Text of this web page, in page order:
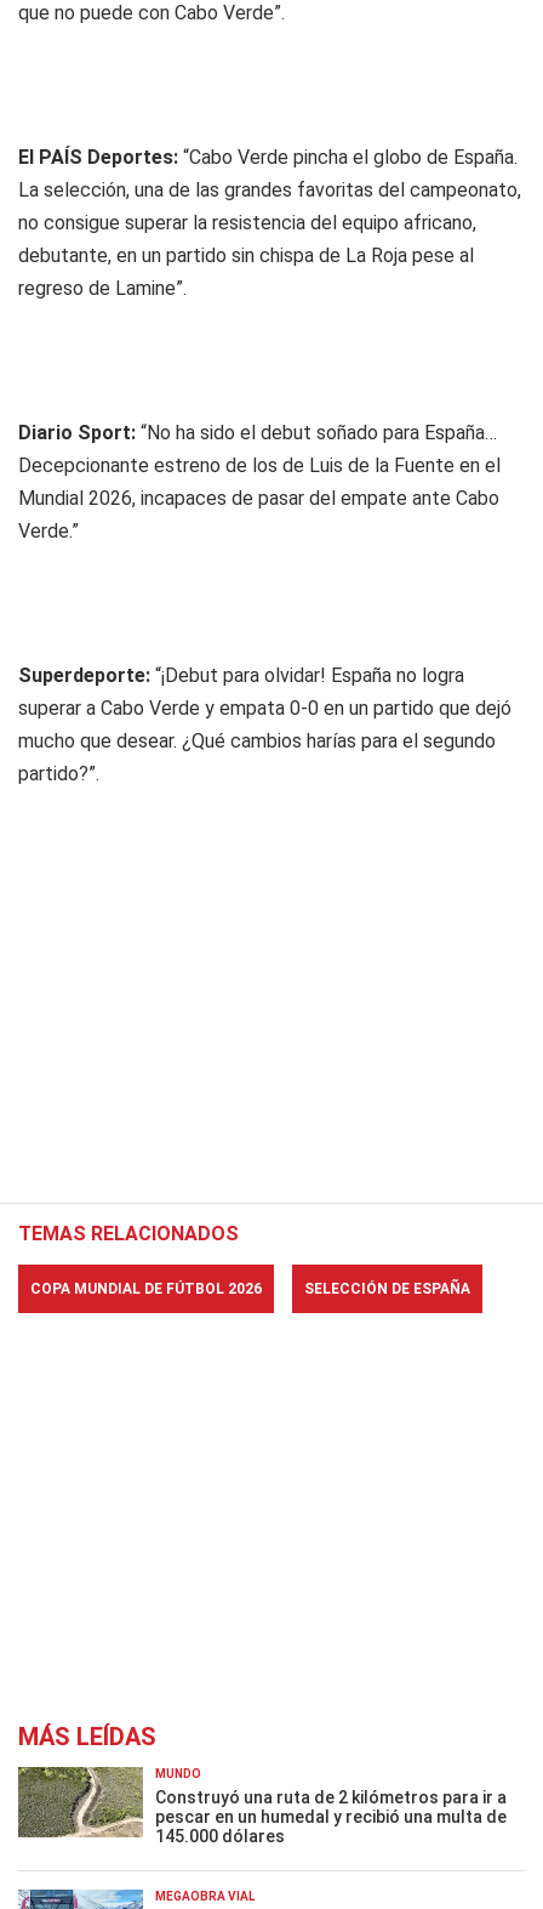
que no puede con Cabo Verde”.
El PAÍS Deportes: “Cabo Verde pincha el globo de España.
La selección, una de las grandes favoritas del campeonato,
no consigue superar la resistencia del equipo africano,
debutante, en un partido sin chispa de La Roja pese al
regreso de Lamine”.
Diario Sport: “No ha sido el debut soñado para España…
Decepcionante estreno de los de Luis de la Fuente en el
Mundial 2026, incapaces de pasar del empate ante Cabo
Verde.”
Superdeporte: “¡Debut para olvidar! España no logra
superar a Cabo Verde y empata 0-0 en un partido que dejó
mucho que desear. ¿Qué cambios harías para el segundo
partido?”.
TEMAS RELACIONADOS
COPA MUNDIAL DE FÚTBOL 2026 SELECCIÓN DE ESPAÑA
MÁS LEÍDAS
MUNDO
Construyó una ruta de 2 kilómetros para ir a
pescar en un humedal y recibió una multa de
145.000 dólares
MEGAOBRA VIAL